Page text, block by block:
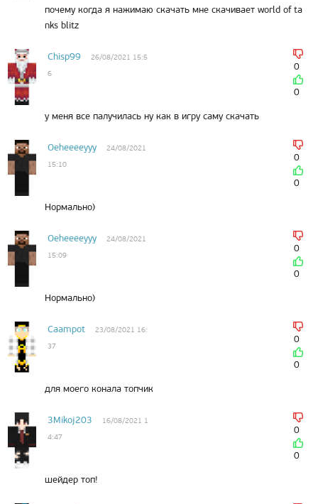
почему когда я нажимаю скачать мне скачивает world of ta
nks blitz
Chisp99
26/08/2021 15:5
6
0
0
у меня все палучилась ну как в игру саму скачать
Oeheeeeyyy
24/08/2021
15:10
0
0
Нормально)
Oeheeeeyyy
24/08/2021
15:09
0
0
Нормально)
Caampot
23/08/2021 16:
37
0
0
для моего конала топчик
3Mikoj203
16/08/2021 1
4:47
0
0
шейдер топ!